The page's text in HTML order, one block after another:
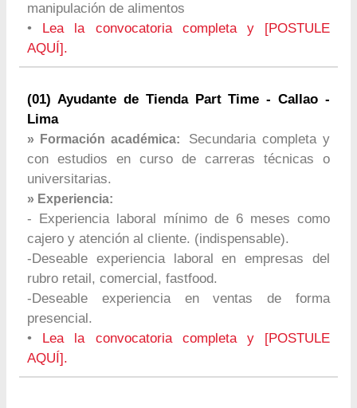
manipulación de alimentos
•
Lea la convocatoria completa y [POSTULE
AQUÍ].
(01) Ayudante de Tienda Part Time - Callao -
Lima
» Formación académica:
Secundaria completa y
con estudios en curso de carreras técnicas o
universitarias.
» Experiencia:
- Experiencia laboral mínimo de 6 meses como
cajero y atención al cliente. (indispensable).
-Deseable experiencia laboral en empresas del
rubro retail, comercial, fastfood.
-Deseable experiencia en ventas de forma
presencial.
•
Lea la convocatoria completa y [POSTULE
AQUÍ].